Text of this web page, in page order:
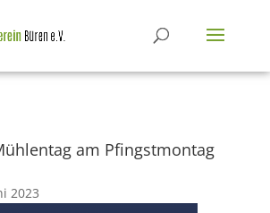
am Pfingstmontag
2023